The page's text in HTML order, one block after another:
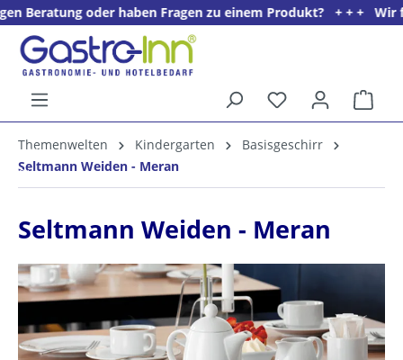
springen
oder haben Fragen zu einem Produkt? + + + Wir freuen
Willkommens­rabatt**
für neue Kunden
Themenwelten Kindergarten
Basisgeschirr
Seltmann Weiden - Meran
Seltmann Weiden - Meran